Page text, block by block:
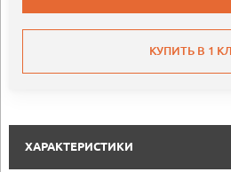
КУПИТЬ В 1
ХАРАКТЕРИСТИКИ